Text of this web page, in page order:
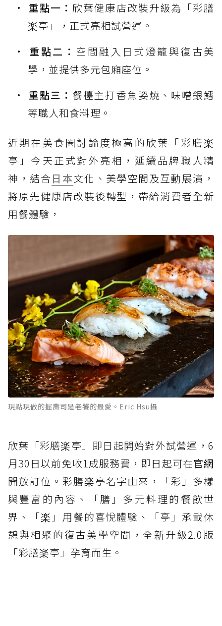
重點一： 欣葉健康店改裝升級為「彩膳
楽亭」，正式亮相試營運。
重點二： 空間融入日式燈籠與復古美
學，並提供多元包廂座位。
重點三： 餐檯主打香魚姿燒、味噌銀鱈
等職人和食料理。
近期在美食圈討論度極高的欣葉「彩膳楽
亭」今天正式對外亮相，延續品牌職人精
神，結合 日本文化、美學空間及互動展演，
將原先健康店改裝後轉型，帶給消費者全新
用餐體驗，
現點現做的握壽司是老饕的最愛。Eric Hsu攝
欣葉「彩膳楽亭」即日起開始對外試營運，6
月30日以前免收1成服務費，即日起可在官網
開放訂位。彩膳楽亭名字由來，「彩」多樣
與豐富的內容、「膳」多元料理的餐飲世
界、「楽」用餐的喜悅體驗、「亭」承載休
憩與相聚的復古美學空間，全新升級2.0版
「彩膳楽亭」孕育而生。